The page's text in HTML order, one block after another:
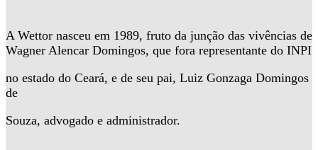
A Wettor nasceu em 1989, fruto da junção das vivências de
Wagner Alencar Domingos, que fora representante do INPI
no estado do Ceará, e de seu pai, Luiz Gonzaga Domingos
de
Souza, advogado e administrador.